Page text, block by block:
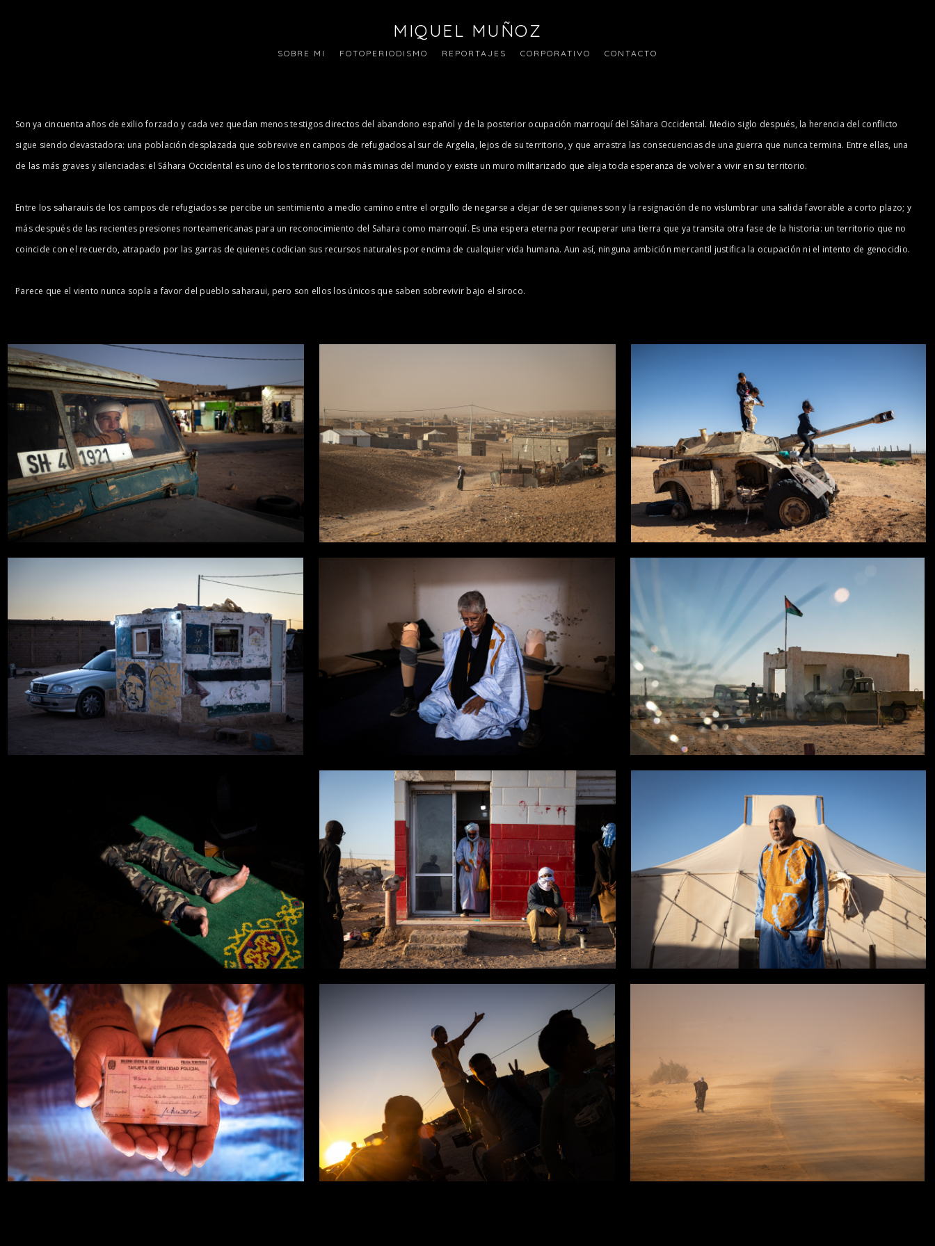
MIQUEL MUÑOZ
SOBRE MI FOTOPERIODISMO REPORTAJES CORPORATIVO CONTACTO
Son ya cincuenta años de exilio forzado y cada vez quedan menos testigos directos del abandono español y de la posterior ocupación marroquí del Sáhara Occidental. Medio siglo después, la herencia del conflicto
sigue siendo devastadora: una población desplazada que sobrevive en campos de refugiados al sur de Argelia, lejos de su territorio, y que arrastra las consecuencias de una guerra que nunca termina. Entre ellas, una
de las más graves y silenciadas: el Sáhara Occidental es uno de los territorios con más minas del mundo y existe un muro militarizado que aleja toda esperanza de volver a vivir en su territorio.
Entre los saharauis de los campos de refugiados se percibe un sentimiento a medio camino entre el orgullo de negarse a dejar de ser quienes son y la resignación de no vislumbrar una salida favorable a corto plazo; y
más después de las recientes presiones norteamericanas para un reconocimiento del Sahara como marroquí. Es una espera eterna por recuperar una tierra que ya transita otra fase de la historia: un territorio que no
coincide con el recuerdo, atrapado por las garras de quienes codician sus recursos naturales por encima de cualquier vida humana. Aun así, ninguna ambición mercantil justifica la ocupación ni el intento de genocidio.
Parece que el viento nunca sopla a favor del pueblo saharaui, pero son ellos los únicos que saben sobrevivir bajo el siroco.